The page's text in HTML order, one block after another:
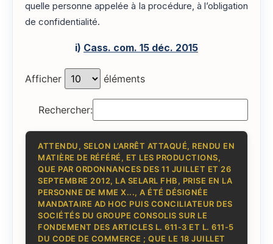
quelle personne appelée à la procédure, à l’obligation
de confidentialité.
i) Cass. com. 15 déc. 2015
Afficher éléments
Rechercher:
ATTENDU, SELON L’ARRÊT ATTAQUÉ, RENDU EN
MATIÈRE DE RÉFÉRÉ, ET LES PRODUCTIONS,
QUE PAR ORDONNANCES DES 11 JUILLET ET 26
SEPTEMBRE 2012, LA SELARL FHB, PRISE EN LA
PERSONNE DE MME X..., A ÉTÉ DÉSIGNÉE
MANDATAIRE AD HOC PUIS CONCILIATEUR DES
SOCIÉTÉS DU GROUPE CONSOLIS SUR LE
FONDEMENT DES ARTICLES L. 611-3 ET L. 611-5
DU CODE DE COMMERCE ; QUE LE 18 JUILLET